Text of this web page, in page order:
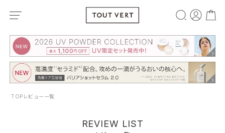
TOP レビュー一覧
REVIEW LIST